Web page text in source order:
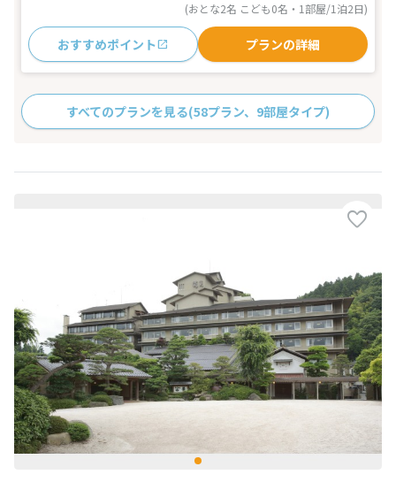
(おとな2名 こども0名・1部屋/1泊2日)
おすすめポイント プランの詳細
すべてのプランを見る(58プラン、9部屋タイプ)